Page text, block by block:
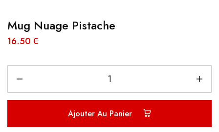
Mug Nuage Pistache
16.50 €
Ajouter Au Panier